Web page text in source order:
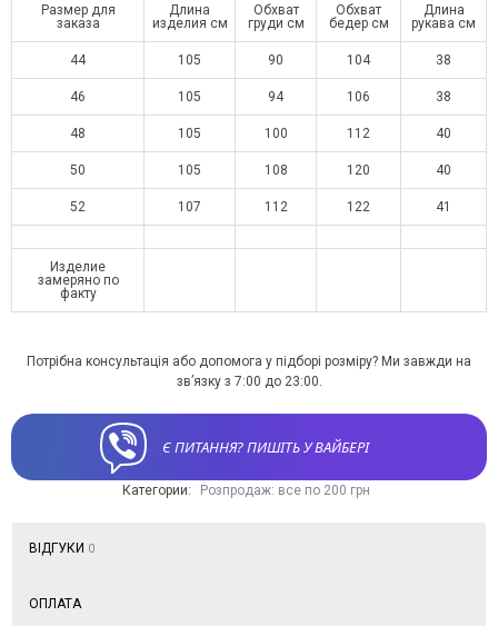
Размер для
заказа
Длина
изделия см
Обхват
груди см
Обхват
бедер см
Длина
рукава см
44 105 90 104 38
46 105 94 106 38
48 105 100 112 40
50 105 108 120 40
52 107 112 122 41
Изделие
замеряно по
факту
Потрібна консультація або допомога у підборі розміру? Ми завжди на
зв’язку з 7:00 до 23:00.
Є ПИТАННЯ? ПИШІТЬ У ВАЙБЕРІ
Категории: Розпродаж: все по 200 грн
ВІДГУКИ 0
ОПЛАТА